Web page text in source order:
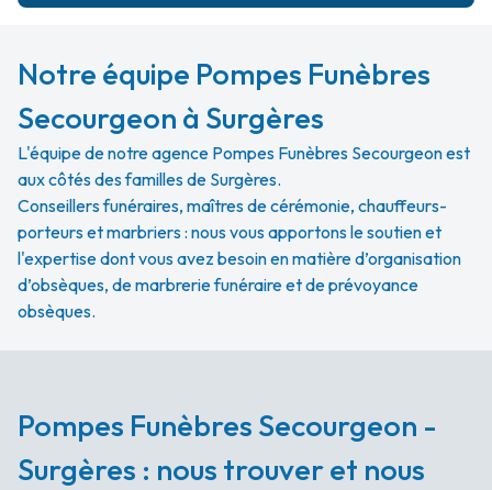
Notre équipe Pompes Funèbres
Secourgeon à Surgères
L'équipe de notre agence Pompes Funèbres Secourgeon est
aux côtés des familles de Surgères.
Conseillers funéraires, maîtres de cérémonie, chauffeurs-
porteurs et marbriers : nous vous apportons le soutien et
l'expertise dont vous avez besoin en matière d’organisation
d’obsèques, de marbrerie funéraire et de prévoyance
obsèques.
Pompes Funèbres Secourgeon -
Surgères : nous trouver et nous